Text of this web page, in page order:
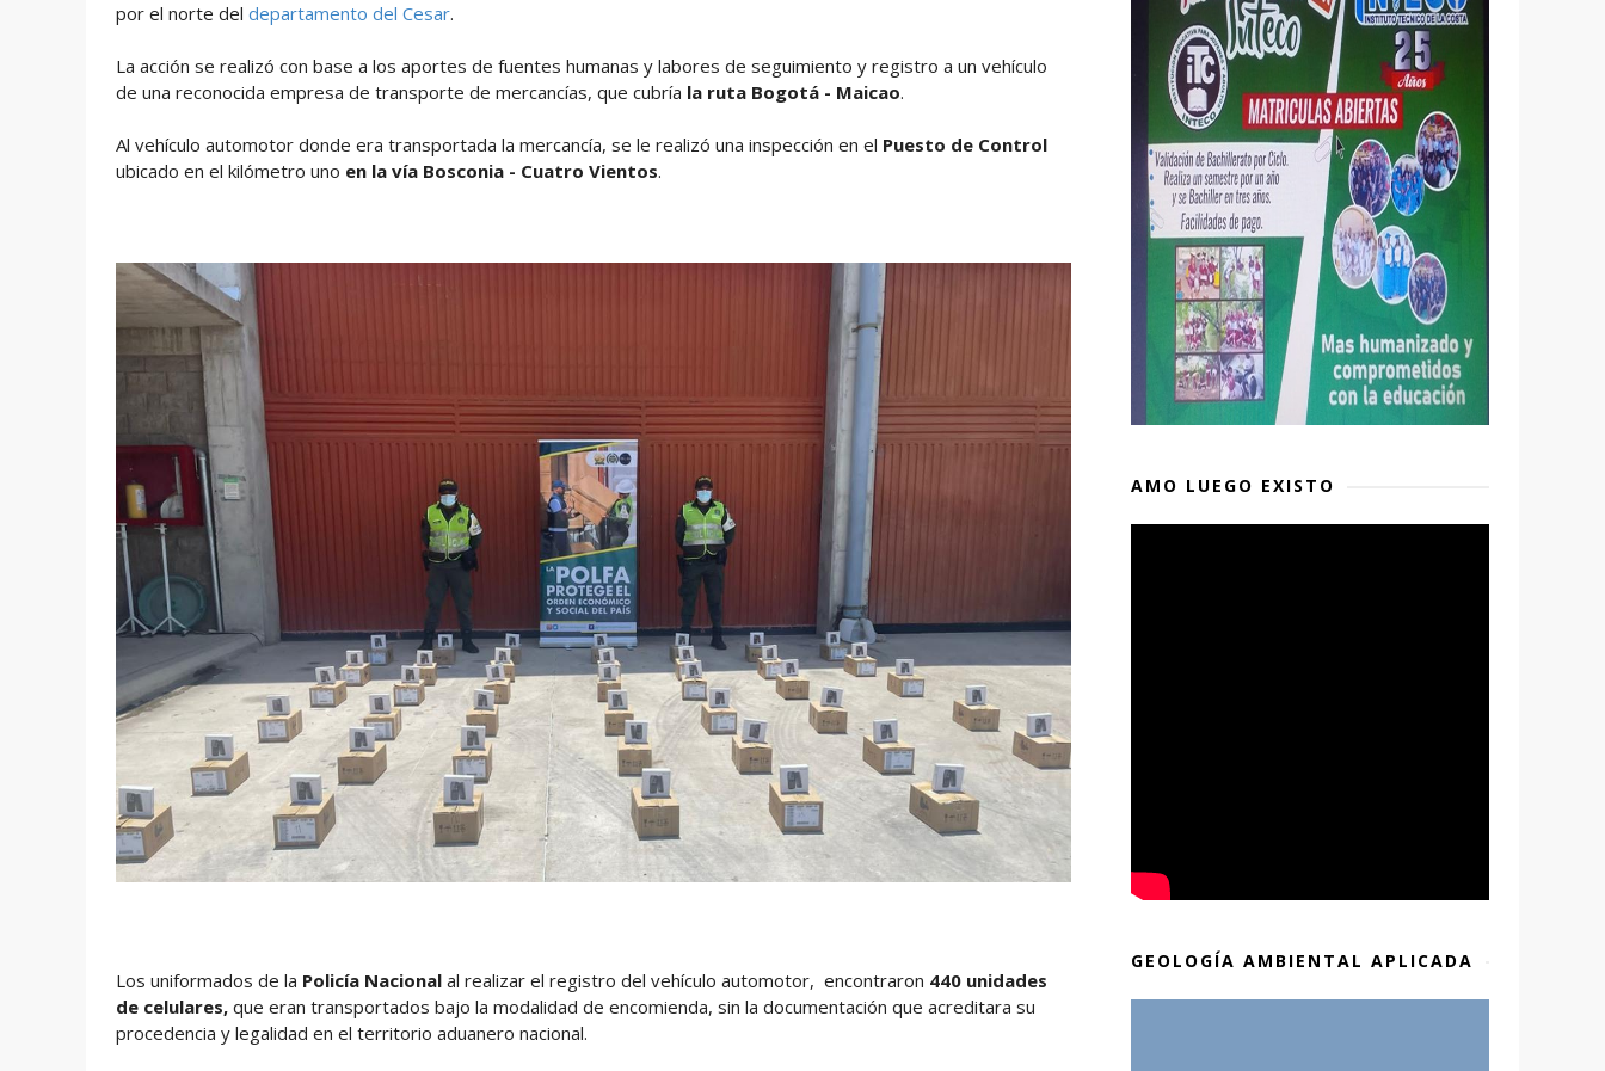
por el norte del departamento del Cesar.
La acción se realizó con base a los aportes de fuentes humanas y labores de seguimiento y registro a un vehículo
de una reconocida empresa de transporte de mercancías, que cubría la ruta Bogotá - Maicao.
Al vehículo automotor donde era transportada la mercancía, se le realizó una inspección en el Puesto de Control
ubicado en el kilómetro uno en la vía Bosconia - Cuatro Vientos.
Los uniformados de la Policía Nacional al realizar el registro del vehículo automotor, encontraron 440 unidades
de celulares, que eran transportados bajo la modalidad de encomienda, sin la documentación que acreditara su
procedencia y legalidad en el territorio aduanero nacional.
AMO LUEGO EXISTO
GEOLOGÍA AMBIENTAL APLICADA